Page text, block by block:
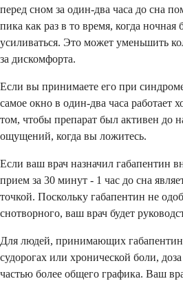
перед сном за один-два часа до сна
пика как раз в то время, когда
усиливаться. Это может уменьшить
за дискомфорта.
Если вы принимаете его при
самое окно в один-два часа работает
том, чтобы препарат был активен до
ощущений, когда вы ложитесь.
Если ваш врач назначил габапентин
прием за 30 минут - 1 час до сна
точкой. Поскольку габапентин не
снотворного, ваш врач будет
Для людей, принимающих габапентин
судорогах или хронической боли,
частью более общего графика. Ваш